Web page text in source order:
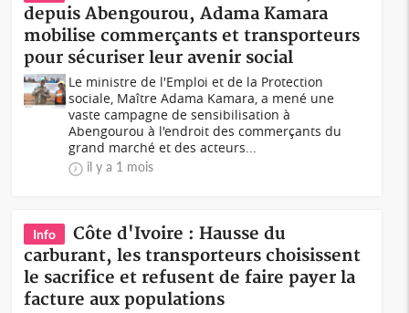
depuis Abengourou, Adama Kamara
mobilise commerçants et transporteurs
pour sécuriser leur avenir social
Le ministre de l'Emploi et de la Protection
sociale, Maître Adama Kamara, a mené une
vaste campagne de sensibilisation à
Abengourou à l'endroit des commerçants du
grand marché et des acteurs...
il y a 1 mois
Info
Côte d'Ivoire : Hausse du
carburant, les transporteurs choisissent
le sacrifice et refusent de faire payer la
facture aux populations